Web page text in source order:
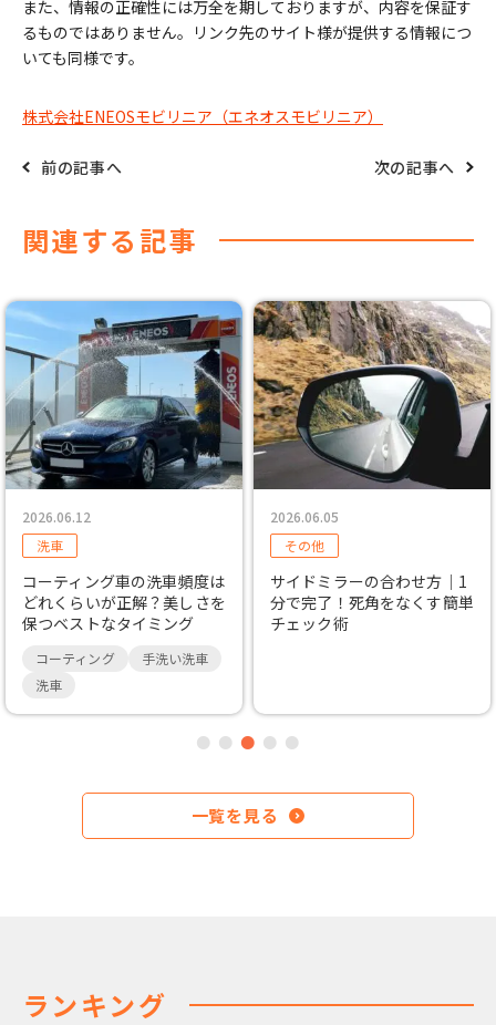
また、情報の正確性には万全を期しておりますが、内容を保証す
るものではありません。リンク先のサイト様が提供する情報につ
いても同様です。
株式会社ENEOSモビリニア（エネオスモビリニア）
前の記事へ 次の記事へ
関連する記事
2026.06.12
洗車
コーティング車の洗車頻度は
どれくらいが正解？美しさを
保つベストなタイミング
コーティング
手洗い洗車
洗車
2026.06.05
その他
サイドミラーの合わせ方｜1
分で完了！死角をなくす簡単
チェック術
一覧を見る
ランキング